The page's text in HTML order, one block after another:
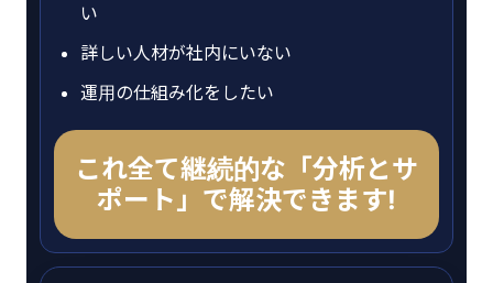
い
詳しい人材が社内にいない
運用の仕組み化をしたい
これ全て継続的な「分析とサ
ポート」で解決できます!